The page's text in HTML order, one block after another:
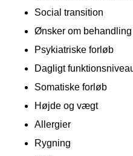
Social transition
Ønsker om behandling
Psykiatriske forløb
Dagligt
Somatiske forløb
Højde og vægt
Allergier
Rygning